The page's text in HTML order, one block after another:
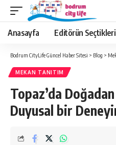
Anasayfa Editörün Seçtikleri
Bodrum CityLife Güncel Haber Sitesi > Blog >
MEKAN TANITIM
Topaz’da
Duyusal bir